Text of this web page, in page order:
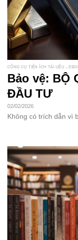
CÔNG CỤ TIỆN ÍCH TÀI LIỆU –
Bảo vệ: BỘ
ĐẦU TƯ
02/02/2026
Không có trích dẫn vì